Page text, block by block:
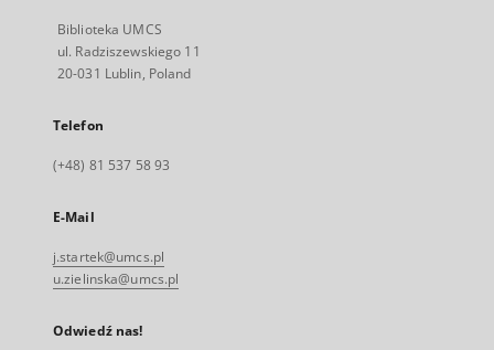
Biblioteka UMCS
ul. Radziszewskiego 11
20-031 Lublin, Poland
Telefon
(+48) 81 537 58 93
E-Mail
j.startek@umcs.pl
u.zielinska@umcs.pl
Odwiedź nas!